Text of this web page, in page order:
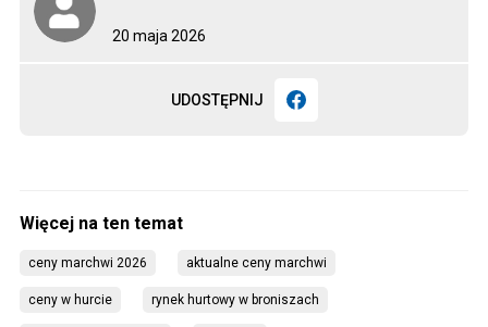
20 maja 2026
UDOSTĘPNIJ
ceny marchwi 2026 aktualne ceny marchwi
ceny w hurcie rynek hurtowy w broniszach